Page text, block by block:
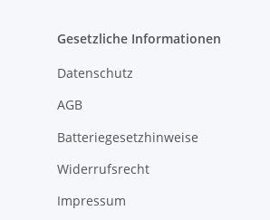
Gesetzliche Informationen
Datenschutz
AGB
Batteriegesetzhinweise
Widerrufsrecht
Impressum